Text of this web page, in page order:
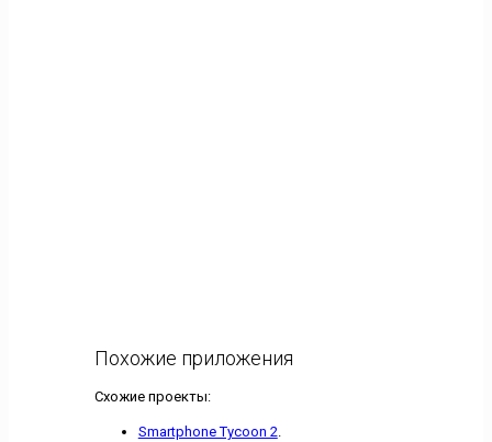
Похожие приложения
Схожие проекты:
Smartphone Tycoon 2